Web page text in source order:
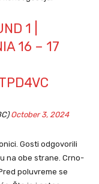
1 |
16 – 17
October 3, 2024
Gosti odgovorili
na obe strane. Crno-
poluvreme se